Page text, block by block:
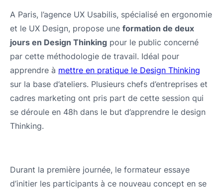
A Paris, l’agence UX Usabilis, spécialisé en ergonomie
et le UX Design, propose une formation de deux
jours en Design Thinking pour le public concerné
par cette méthodologie de travail. Idéal pour
apprendre à mettre en pratique le Design Thinking
sur la base d’ateliers. Plusieurs chefs d’entreprises et
cadres marketing ont pris part de cette session qui
se déroule en 48h dans le but d’apprendre le design
Thinking.
Durant la première journée, le formateur essaye
d’initier les participants à ce nouveau concept en se